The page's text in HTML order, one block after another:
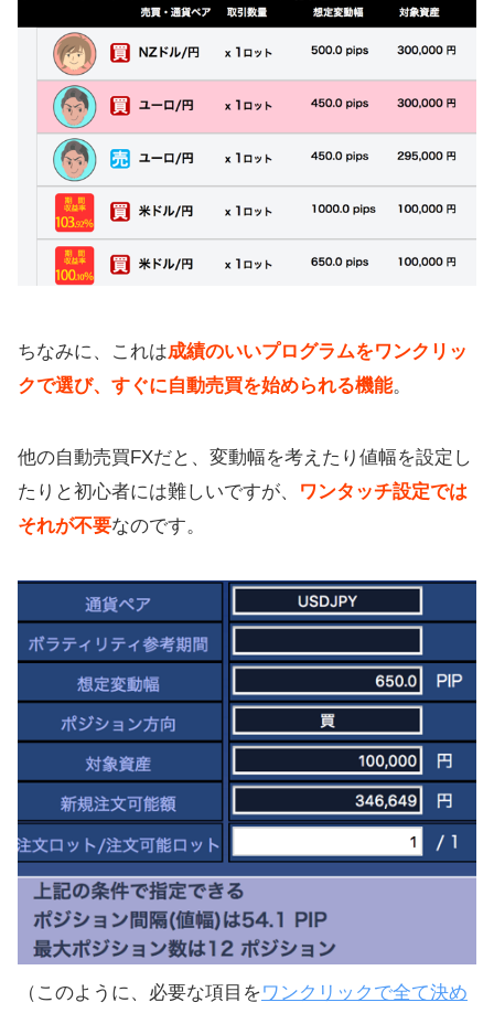
ちなみに、これは成績のいいプログラムをワンクリッ
クで選び、すぐに自動売買を始められる機能。
他の自動売買FXだと、変動幅を考えたり値幅を設定し
たりと初心者には難しいですが、
ワンタッチ設定では
それが不要なのです。
（このように、必要な項目をワンクリックで全て決め